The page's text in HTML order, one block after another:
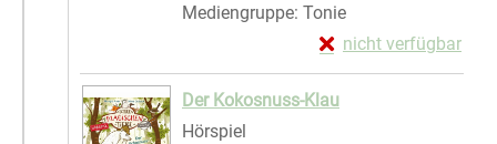
Mediengruppe: Tonie
nicht verfügbar
Exemplar-Details
Zum Download von
Der Kokosnuss-Klau
Hörspiel